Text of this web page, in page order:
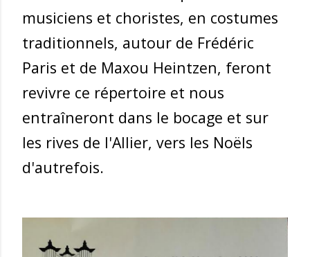
musiciens et choristes, en costumes
traditionnels, autour de Frédéric
Paris et de Maxou Heintzen, feront
revivre ce répertoire et nous
entraîneront dans le bocage et sur
les rives de l'Allier, vers les Noëls
d'autrefois.